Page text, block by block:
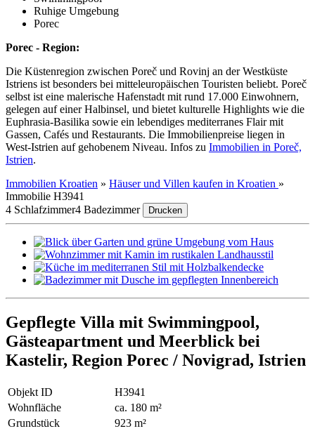
Ruhige Umgebung
Porec
Porec - Region:
Die Küstenregion zwischen Poreč und Rovinj an der Westküste
Istriens ist besonders bei mitteleuropäischen Touristen beliebt. Poreč
selbst ist eine malerische Hafenstadt mit rund 17.000 Einwohnern,
gelegen auf einer Halbinsel, und bietet kulturelle Highlights wie die
Euphrasia-Basilika sowie ein lebendiges mediterranes Flair mit
Gassen, Cafés und Restaurants. Die Immobilienpreise liegen in
West-Istrien auf gehobenem Niveau. Infos zu Immobilien in Poreč,
Istrien.
Immobilien Kroatien » Häuser und Villen kaufen in Kroatien »
Immobilie H3941
4 Schlafzimmer4 Badezimmer Drucken
Gepflegte Villa mit Swimmingpool,
Gästeapartment und Meerblick bei
Kastelir, Region Porec / Novigrad, Istrien
Objekt ID
H3941
Wohnfläche
ca. 180 m²
Grundstück
923 m²